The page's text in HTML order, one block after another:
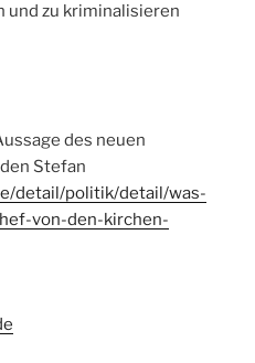
zu kriminalisieren
des neuen
Stefan
detail/politik/detail/was-
von-den-kirchen-